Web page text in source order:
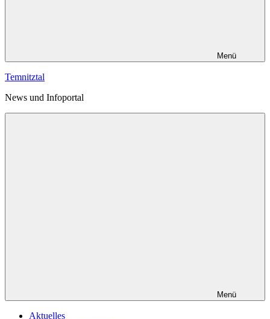
Menü
Temnitztal
News und Infoportal
Menü
Aktuelles